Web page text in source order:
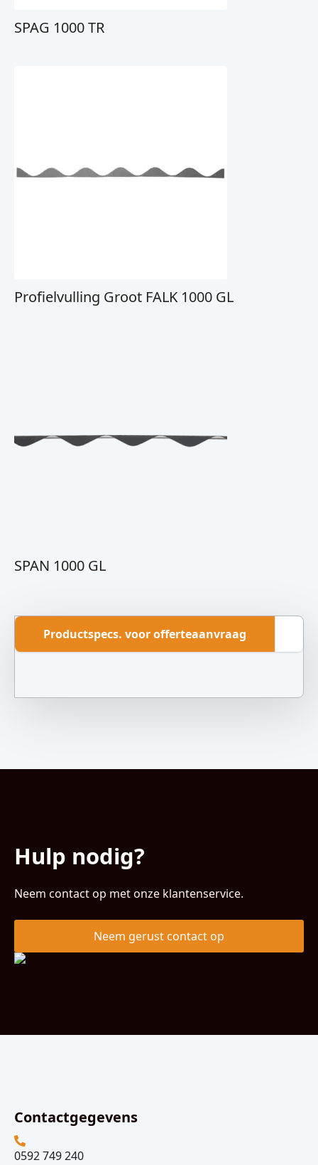
SPAG 1000 TR
Profielvulling Groot FALK 1000 GL
SPAN 1000 GL
Productspecs. voor offerteaanvraag
Hulp nodig?
Neem contact op met onze klantenservice.
Neem gerust contact op
Contactgegevens
0592 749 240